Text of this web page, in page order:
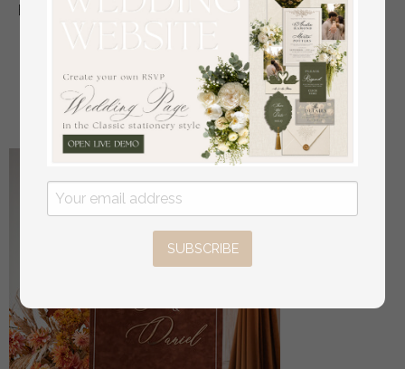
Braut- und Bräutigam-Eidbücher, Hochzeitsgelübde,
personalisierte Eid-Heftchen, seine und ihre
Eidbücher, maßgeschneiderte Hochzeitsgelübde-
Boxen, Brautparty-Geschenk
aus
34/42.00
SUBSCRIBE